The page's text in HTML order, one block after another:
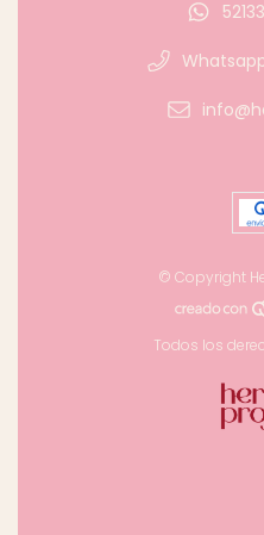
© Copyright
Todos los